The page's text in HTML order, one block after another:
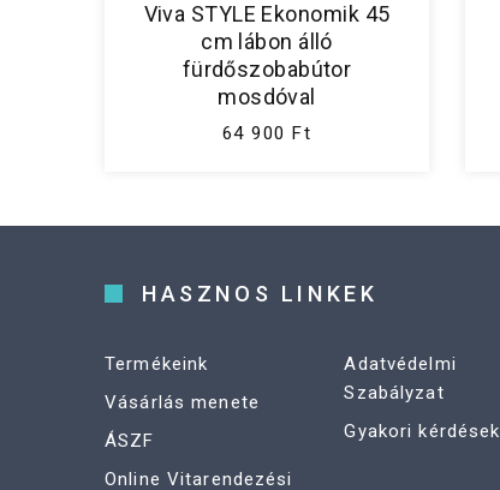
Viva STYLE Ekonomik 45
cm lábon álló
fürdőszobabútor
mosdóval
64 900 Ft
HASZNOS LINKEK
Termékeink
Vásárlás menete
ÁSZF
Online Vitarendezési
Adatvédelmi
Szabályzat
Gyakori kérdések